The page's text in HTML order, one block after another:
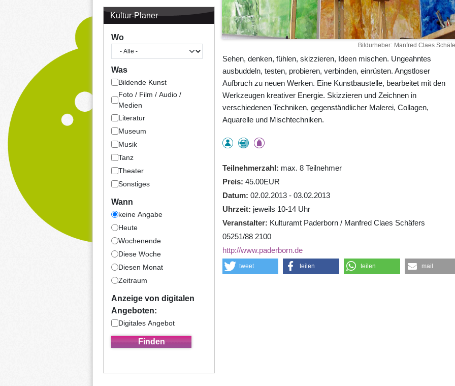
Kultur-Planer
Wo
Was
Bildende Kunst
Foto / Film / Audio /
Medien
Literatur
Museum
Musik
Tanz
Theater
Sonstiges
Wann
keine Angabe
Heute
Wochenende
Diese Woche
Diesen Monat
Zeitraum
Anzeige von digitalen
Angeboten:
Digitales Angebot
Bildurheber Manfred Claes
Sehen, denken, fühlen, skizzieren, Ideen mischen. Ungeahntes
ausbuddeln, testen, probieren, verbinden, einrüsten. Angstloser
Aufbruch zu neuen Werken. Eine Kunstbaustelle, bearbeitet mit den
Werkzeugen kreativer Energie. Skizzieren und Zeichnen in
verschiedenen Techniken, gegenständlicher Malerei, Collagen,
Aquarelle und Mischtechniken.
Teilnehmerzahl
max. 8 Teilnehmer
Preis 45.00EUR
Datum 02.02.2013 - 03.02.2013
Uhrzeit
jeweils 10-14 Uhr
Veranstalter
Kulturamt Paderborn / Manfred Claes Schäfers
05251/88 2100
http://www.paderborn.de
tweet teilen teilen mail